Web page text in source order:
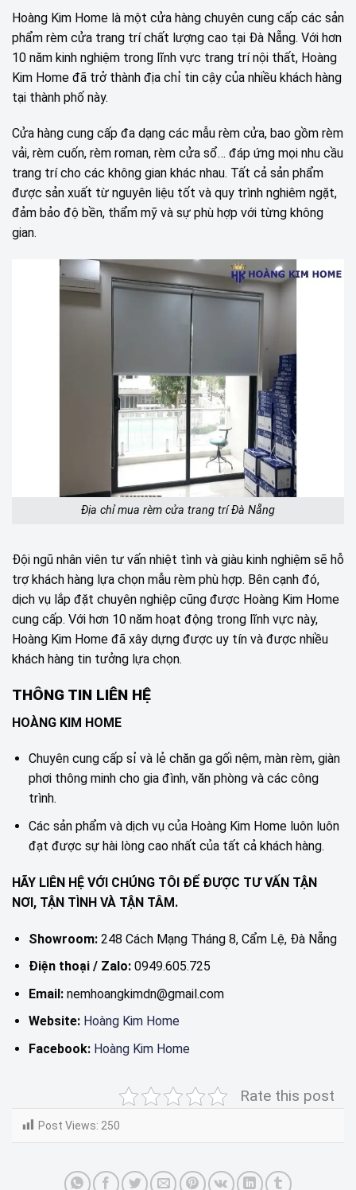
Hoàng Kim Home là một cửa hàng chuyên cung cấp các sản
phẩm rèm cửa trang trí chất lượng cao tại Đà Nẵng. Với hơn
10 năm kinh nghiệm trong lĩnh vực trang trí nội thất, Hoàng
Kim Home đã trở thành địa chỉ tin cậy của nhiều khách hàng
tại thành phố này.
Cửa hàng cung cấp đa dạng các mẫu rèm cửa, bao gồm rèm
vải, rèm cuốn, rèm roman, rèm cửa sổ… đáp ứng mọi nhu cầu
trang trí cho các không gian khác nhau. Tất cả sản phẩm
được sản xuất từ nguyên liệu tốt và quy trình nghiêm ngặt,
đảm bảo độ bền, thẩm mỹ và sự phù hợp với từng không
gian.
Địa chỉ mua rèm cửa trang trí Đà Nẵng
Đội ngũ nhân viên tư vấn nhiệt tình và giàu kinh nghiệm sẽ hỗ
trợ khách hàng lựa chọn mẫu rèm phù hợp. Bên cạnh đó,
dịch vụ lắp đặt chuyên nghiệp cũng được Hoàng Kim Home
cung cấp. Với hơn 10 năm hoạt động trong lĩnh vực này,
Hoàng Kim Home đã xây dựng được uy tín và được nhiều
khách hàng tin tưởng lựa chọn.
THÔNG TIN LIÊN HỆ
HOÀNG KIM HOME
Chuyên cung cấp sỉ và lẻ chăn ga gối nệm, màn rèm, giàn
phơi thông minh cho gia đình, văn phòng và các công
trình.
Các sản phẩm và dịch vụ của Hoàng Kim Home luôn luôn
đạt được sự hài lòng cao nhất của tất cả khách hàng.
HÃY LIÊN HỆ VỚI CHÚNG TÔI ĐỂ ĐƯỢC TƯ VẤN TẬN
NƠI, TẬN TÌNH VÀ TẬN TÂM.
Showroom:248 Cách Mạng Tháng 8, Cẩm Lệ, Đà Nẵng
Điện thoại / Zalo:0949.605.725
Email: nemhoangkimdn@gmail.com
Website: Hoàng Kim Home
Facebook: Hoàng Kim Home
Rate this post
Post Views: 250